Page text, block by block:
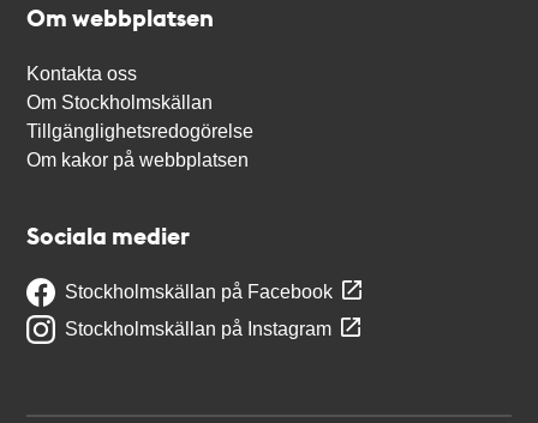
Om webbplatsen
Kontakta oss
Om Stockholmskällan
Tillgänglighetsredogörelse
Om kakor på webbplatsen
Sociala medier
Stockholmskällan på Facebook
Stockholmskällan på Instagram